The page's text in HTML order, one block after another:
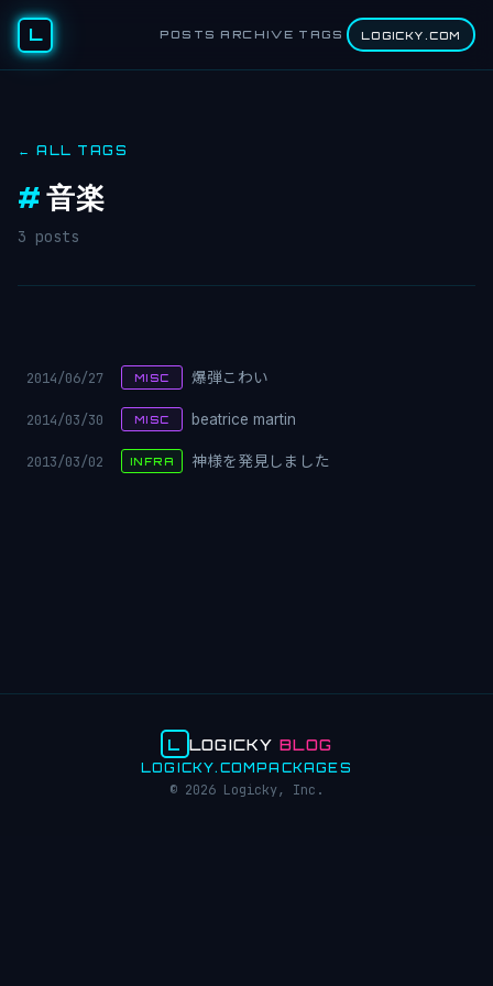
L POSTS ARCHIVE TAGS LOGICKY.COM
← ALL TAGS
#音楽
3 posts
2014/06/27 MISC 爆弾こわい
2014/03/30 MISC beatrice martin
2013/03/02 INFRA 神様を発見しました
L LOGICKYBLOG
LOGICKY.COM PACKAGES
© 2026 Logicky, Inc.